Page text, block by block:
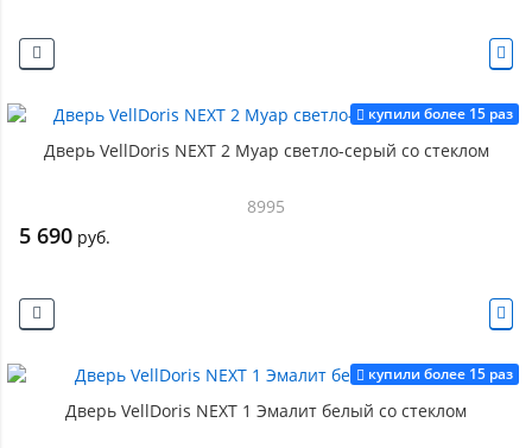
купили более 15 раз
Дверь VellDoris NEXT 2 Муар светло-серый со стеклом
8995
5 690 руб.
купили более 15 раз
Дверь VellDoris NEXT 1 Эмалит белый со стеклом